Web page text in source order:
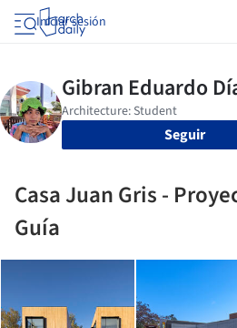
Iniciar sesión
Seguir
Casa Juan Gris -
Guía